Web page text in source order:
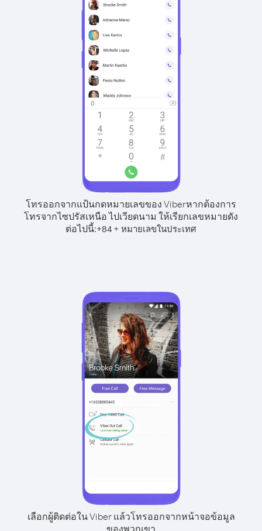
โทรออกจากแป้นกดหมายเลขของ Viberหากต้องการ
โทรจากไซปรัสเหนือ ไปเวียดนาม ให้เรียกเลขหมายดัง
ต่อไปนี้:+84 + หมายเลขในประเทศ
เลือกผู้ติดต่อใน Viber แล้วโทรออกจากหน้าจอข้อมูล
ของพวกเขา